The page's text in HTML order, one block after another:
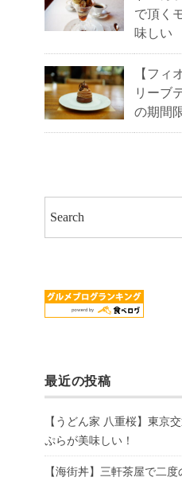
で頂く
味しい
【フィ
リーブ
の期間
最近の投稿
【うどん家 八重桜】東京
ぷらが美味しい！
【海街丼】三軒茶屋で二